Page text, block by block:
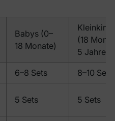
Babys (0–
18 Monate)
(18
5 Jahre)
6–8 Sets 8–10 Sets
5 Sets 5 Sets